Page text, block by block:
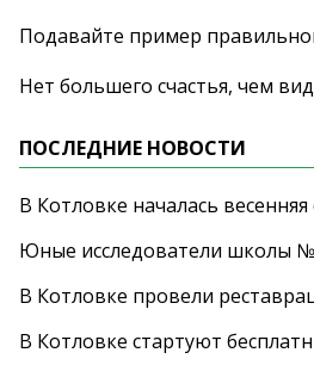
Подавайте пример
Нет большего счастья, чем
ПОСЛЕДНИЕ НОВОСТИ
В Котловке началась
Юные исследователи школы
В Котловке провели
В Котловке стартуют